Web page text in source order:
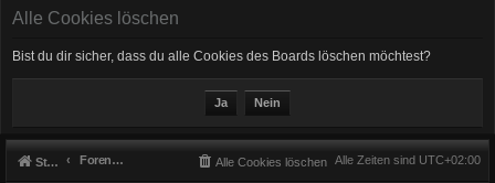
Alle Cookies löschen
Bist du dir sicher, dass du alle Cookies des Boards löschen möchtest?
Startseite Foren-Übersicht Alle Zeiten sind UTC+02:00
Alle Cookies löschen